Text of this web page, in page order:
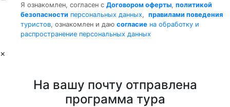
Я ознакомлен, согласен с Договором оферты, политикой
безопасности персональных данных, правилами поведения
туристов, ознакомлен и даю согласие на обработку и
распространение персональных данных
×
На вашу почту отправлена
программа тура